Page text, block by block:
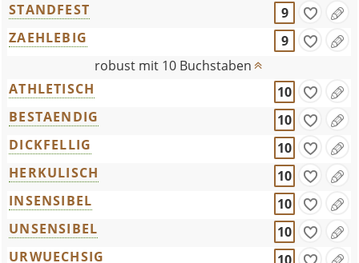
STANDFEST
9
ZAEHLEBIG
9
robust mit 10 Buchstaben
ATHLETISCH
10
BESTAENDIG
10
DICKFELLIG
10
HERKULISCH
10
INSENSIBEL
10
UNSENSIBEL
10
URWUECHSIG